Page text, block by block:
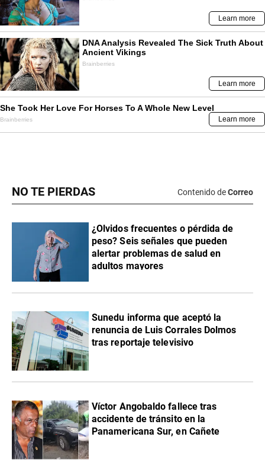
NO TE PIERDAS Contenido deCorreo
¿Olvidos frecuentes o pérdida de
peso? Seis señales que pueden
alertar problemas de salud en
adultos mayores
Sunedu informa que aceptó la
renuncia de Luis Corrales Dolmos
tras reportaje televisivo
Víctor Angobaldo fallece tras
accidente de tránsito en la
Panamericana Sur, en Cañete